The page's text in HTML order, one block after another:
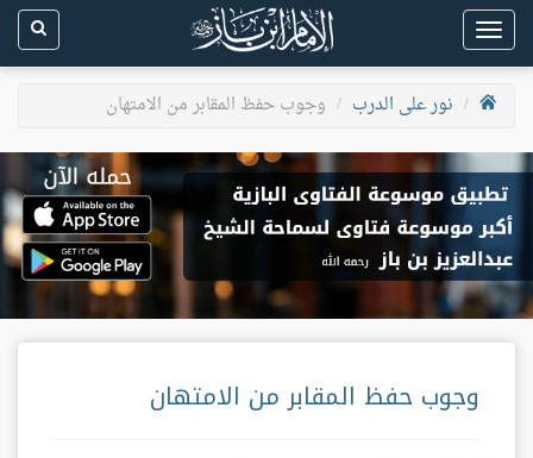
Toggle
navigation
نور على الدرب
وجوب حفظ المقابر من الامتهان
وجوب حفظ المقابر من الامتهان